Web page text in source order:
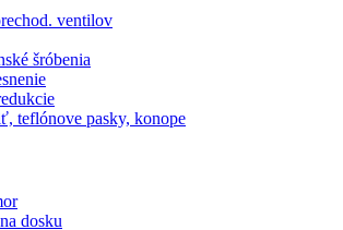
ventilov
šróbenia
teflónove pasky, konope
dosku